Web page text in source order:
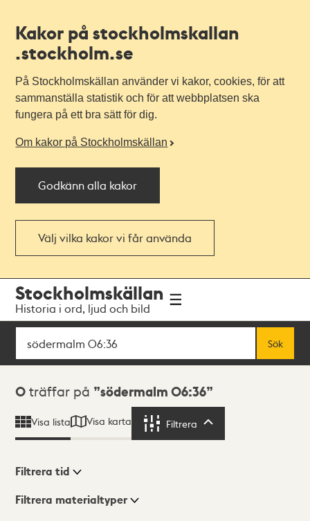
Kakor på stockholmskallan
.stockholm.se
På Stockholmskällan använder vi kakor, cookies, för att
sammanställa statistik och för att webbplatsen ska
fungera på ett bra sätt för dig.
Om kakor på Stockholmskällan
Godkänn alla kakor
Välj vilka kakor vi får använda
navigationen
huvudinnehållet
Stockholmskällan
Historia i ord, ljud och bild
Sök
Sök
Sökresultat
0 träffar på södermalm 06:36
Visa lista Visa karta Filtrera
Visningsläge
Filtrera tid
Filtrera materialtyper